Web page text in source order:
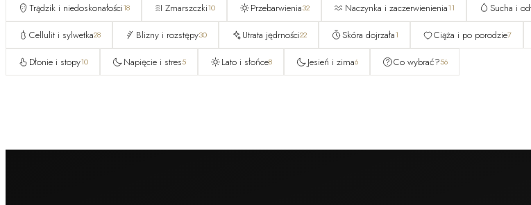
Trądzik i niedoskonałości18 Zmarszczki10 Przebarwienia32 Naczynka i zaczerwienienia11 Sucha i
Cellulit i sylwetka28 Blizny i rozstępy30 Utrata jędrności22 Skóra dojrzała1 Ciąża i po porodzie7
Dłonie i stopy10 Napięcie i stres5 Lato i słońce8 Jesień i zima6 Co wybrać?56